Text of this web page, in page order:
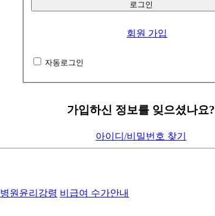
회원 가입
자동로그인
가입하신 정보를 잊으셨나요?
아이디/비밀번호 찾기
병원윤리강령 비급여 수가안내